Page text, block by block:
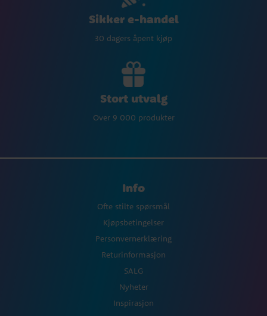
Sikker e-handel
30 dagers åpent kjøp
Stort utvalg
Over 9 000 produkter
Info
Ofte stilte spørsmål
Kjøpsbetingelser
Personvernerklæring
Returinformasjon
SALG
Nyheter
Inspirasjon